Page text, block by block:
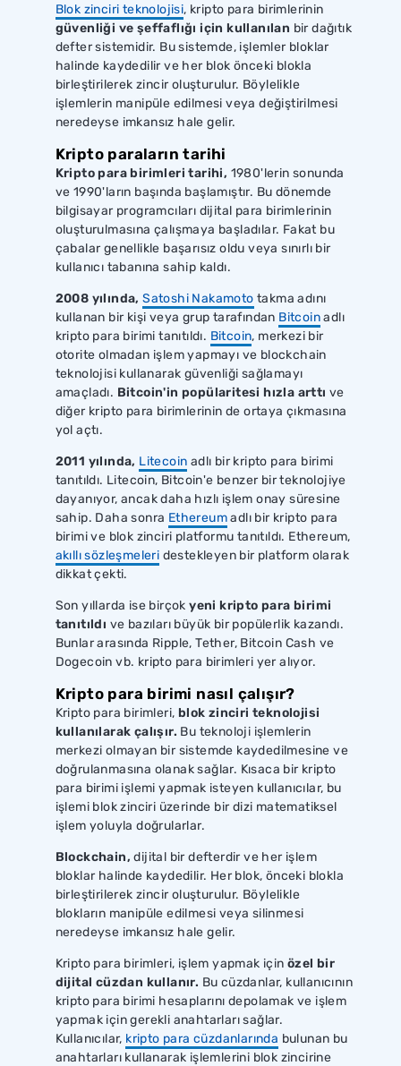
Blok zinciri teknolojisi, kripto para birimlerinin
güvenliği ve şeffaflığı için kullanılan bir dağıtık
defter sistemidir. Bu sistemde, işlemler bloklar
halinde kaydedilir ve her blok önceki blokla
birleştirilerek zincir oluşturulur. Böylelikle
işlemlerin manipüle edilmesi veya değiştirilmesi
neredeyse imkansız hale gelir.
Kripto paraların tarihi
Kripto para birimleri tarihi, 1980'lerin sonunda
ve 1990'ların başında başlamıştır. Bu dönemde
bilgisayar programcıları dijital para birimlerinin
oluşturulmasına çalışmaya başladılar. Fakat bu
çabalar genellikle başarısız oldu veya sınırlı bir
kullanıcı tabanına sahip kaldı.
2008 yılında, Satoshi Nakamoto takma adını
kullanan bir kişi veya grup tarafından Bitcoinadlı
kripto para birimi tanıtıldı. Bitcoin, merkezi bir
otorite olmadan işlem yapmayı ve blockchain
teknolojisi kullanarak güvenliği sağlamayı
amaçladı. Bitcoin'in popülaritesi hızla arttı ve
diğer kripto para birimlerinin de ortaya çıkmasına
yol açtı.
2011 yılında, Litecoin adlı bir kripto para birimi
tanıtıldı. Litecoin, Bitcoin'e benzer bir teknolojiye
dayanıyor, ancak daha hızlı işlem onay süresine
sahip. Daha sonra Ethereumadlı bir kripto para
birimi ve blok zinciri platformu tanıtıldı. Ethereum,
akıllı sözleşmeleri destekleyen bir platform olarak
dikkat çekti.
Son yıllarda ise birçokyeni kripto para birimi
tanıtıldı ve bazıları büyük bir popülerlik kazandı.
Bunlar arasında Ripple, Tether, Bitcoin Cash ve
Dogecoin vb. kripto para birimleri yer alıyor.
Kripto para birimi nasıl çalışır?
Kripto para birimleri, blok zinciri teknolojisi
kullanılarak çalışır. Bu teknoloji işlemlerin
merkezi olmayan bir sistemde kaydedilmesine ve
doğrulanmasına olanak sağlar. Kısaca bir kripto
para birimi işlemi yapmak isteyen kullanıcılar, bu
işlemi blok zinciri üzerinde bir dizi matematiksel
işlem yoluyla doğrularlar.
Blockchain,dijital bir defterdir ve her işlem
bloklar halinde kaydedilir. Her blok, önceki blokla
birleştirilerek zincir oluşturulur. Böylelikle
blokların manipüle edilmesi veya silinmesi
neredeyse imkansız hale gelir.
Kripto para birimleri, işlem yapmak için özel bir
dijital cüzdan kullanır. Bu cüzdanlar, kullanıcının
kripto para birimi hesaplarını depolamak ve işlem
yapmak için gerekli anahtarları sağlar.
Kullanıcılar, kripto para cüzdanlarında bulunan bu
anahtarları kullanarak işlemlerini blok zincirine